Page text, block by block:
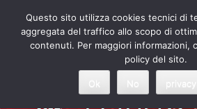
content
Questo sito utilizza cookies tecnici di
aggregata del traffico allo scopo di
contenuti. Per maggiori informazioni,
policy del sito.